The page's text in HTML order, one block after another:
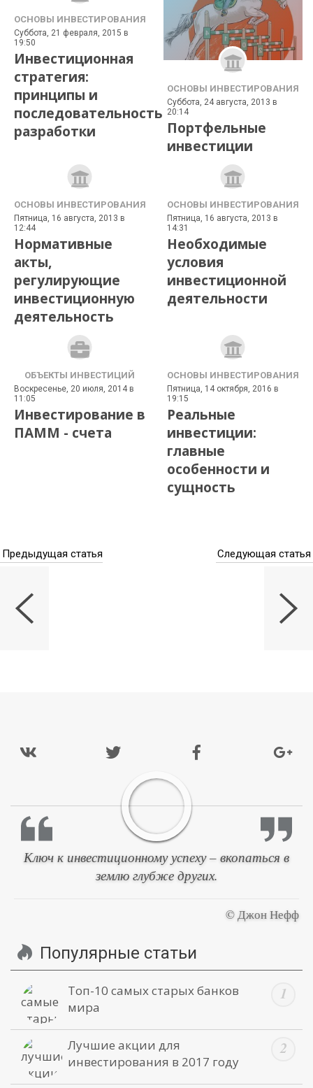
ОСНОВЫ ИНВЕСТИРОВАНИЯ
Суббота, 21 февраля, 2015 в
19:50
Инвестиционная
стратегия:
принципы и
последовательность
разработки
ОСНОВЫ ИНВЕСТИРОВАНИЯ
Суббота, 24 августа, 2013 в
20:14
Портфельные
инвестиции
ОСНОВЫ ИНВЕСТИРОВАНИЯ
Пятница, 16 августа, 2013 в
12:44
Нормативные
акты,
регулирующие
инвестиционную
деятельность
ОСНОВЫ ИНВЕСТИРОВАНИЯ
Пятница, 16 августа, 2013 в
14:31
Необходимые
условия
инвестиционной
деятельности
ОБЪЕКТЫ ИНВЕСТИЦИЙ
Воскресенье, 20 июля, 2014 в
11:05
Инвестирование в
ПАММ - счета
ОСНОВЫ ИНВЕСТИРОВАНИЯ
Пятница, 14 октября, 2016 в
19:15
Реальные
инвестиции:
главные
особенности и
сущность
Предыдущая статья Следующая статья
Ключ к инвестиционному успеху – вкопаться в
землю глубже других.
© Джон Нефф
Популярные статьи
Топ-10 самых старых банков
мира
Лучшие акции для
инвестирования в 2017 году